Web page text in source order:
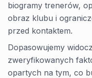
biogramy trenerów,
obraz klubu i
przed kontaktem.
Dopasowujemy
zweryfikowanych
opartych na tym, co